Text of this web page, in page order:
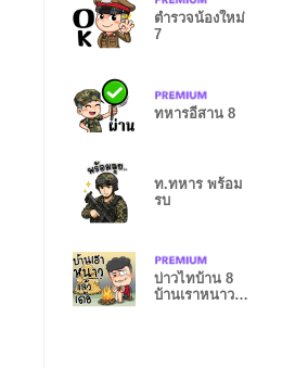
ตำรวจน้องใหม่
7
ทหารอีสาน 8
ท.ทหาร พร้อม
รบ
บ่าวไทบ้าน 8
บ้านเราหนาว